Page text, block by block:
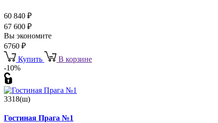
60 840 ₽
67 600 ₽
Вы экономите
6760 ₽
Купить
В корзине
-10%
3318(ш)
Гостиная Прага №1